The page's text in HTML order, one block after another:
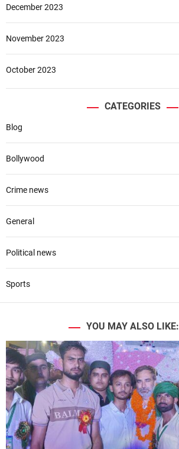
December 2023
November 2023
October 2023
CATEGORIES
Blog
Bollywood
Crime news
General
Political news
Sports
YOU MAY ALSO LIKE: